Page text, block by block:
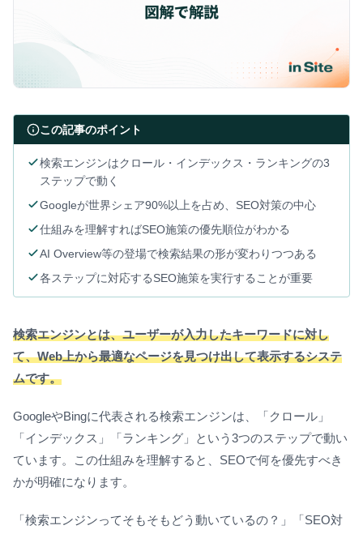
この記事のポイント
検索エンジンはクロール・インデックス・ランキングの3
ステップで動く
Googleが世界シェア90%以上を占め、SEO対策の中心
仕組みを理解すればSEO施策の優先順位がわかる
AI Overview等の登場で検索結果の形が変わりつつある
各ステップに対応するSEO施策を実行することが重要
検索エンジンとは、ユーザーが入力したキーワードに対し
て、Web上から最適なページを見つけ出して表示するシステ
ムです。
GoogleやBingに代表される検索エンジンは、「クロール」
「インデックス」「ランキング」という3つのステップで動い
ています。この仕組みを理解すると、SEOで何を優先すべき
かが明確になります。
「検索エンジンってそもそもどう動いているの？」「SEO対